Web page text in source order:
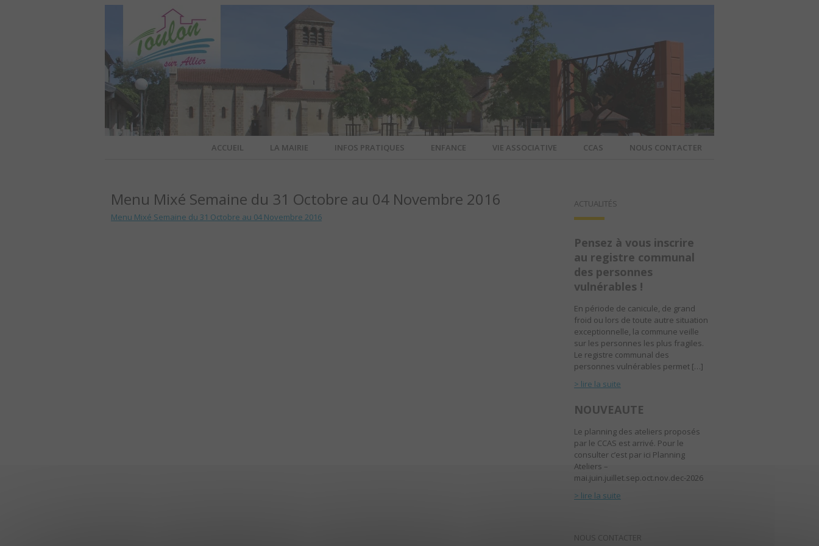
TOULON-SUR-ALLIER – SITE
OFFICIEL DE LA COMMUNE
ACCUEIL LA MAIRIE INFOS PRATIQUES ENFANCE VIE ASSOCIATIVE CCAS NOUS CONTACTER
Menu Mixé Semaine du 31 Octobre au 04 Novembre 2016
Menu Mixé Semaine du 31 Octobre au 04 Novembre 2016
ACTUALITÉS
Pensez à vous inscrire
au registre communal
des personnes
vulnérables !
En période de canicule, de grand
froid ou lors de toute autre situation
exceptionnelle, la commune veille
sur les personnes les plus fragiles.
Le registre communal des
personnes vulnérables permet […]
> lire la suite
NOUVEAUTE
Le planning des ateliers proposés
par le CCAS est arrivé. Pour le
consulter c’est par ici Planning
Ateliers –
mai.juin.juillet.sep.oct.nov.dec-2026
> lire la suite
NOUS CONTACTER